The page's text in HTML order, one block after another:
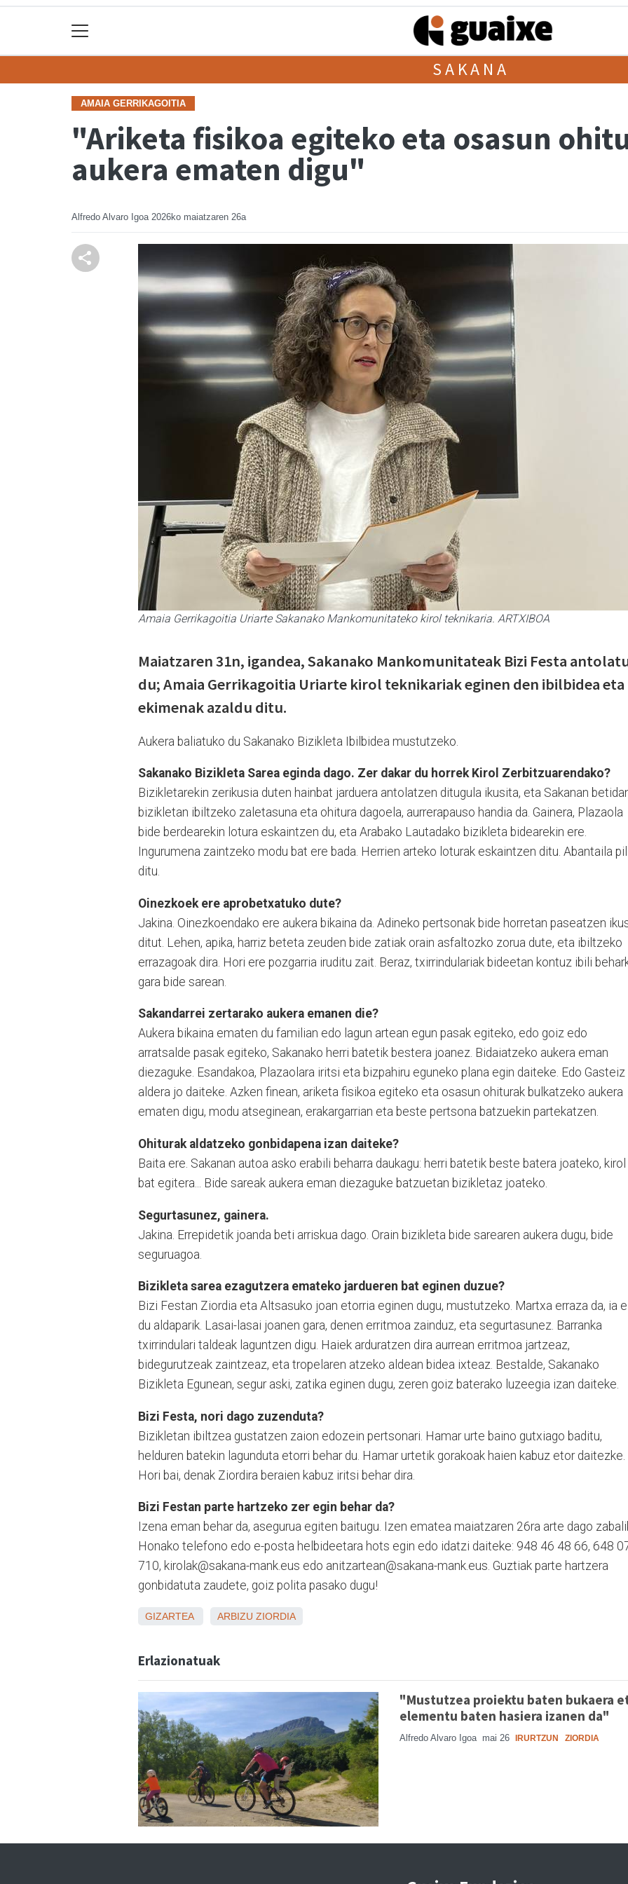
SAKANA
AMAIA GERRIKAGOITIA
"Ariketa fisikoa egiteko eta osasun
aukera ematen digu"
Alfredo Alvaro Igoa 2026ko maiatzaren 26a
Amaia Gerrikagoitia Uriarte Sakanako Mankomunitateko kirol teknikaria. ARTXIBOA
Maiatzaren 31n, igandea, Sakanako Mankomunitateak Bizi Festa
du; Amaia Gerrikagoitia Uriarte kirol teknikariak eginen den ibilbidea eta
ekimenak azaldu ditu.
Aukera baliatuko du Sakanako Bizikleta Ibilbidea mustutzeko.
Sakanako Bizikleta Sarea eginda dago. Zer dakar du horrek Kirol Zerbitzuarendako?
Bizikletarekin zerikusia duten hainbat jarduera antolatzen ditugula ikusita, eta Sakanan
bizikletan ibiltzeko zaletasuna eta ohitura dagoela, aurrerapauso handia da. Gainera, Plazaola
bide berdearekin lotura eskaintzen du, eta Arabako Lautadako bizikleta bidearekin ere.
Ingurumena zaintzeko modu bat ere bada. Herrien arteko loturak eskaintzen ditu. Abantaila
ditu.
Oinezkoek ere aprobetxatuko dute?
Jakina. Oinezkoendako ere aukera bikaina da. Adineko pertsonak bide horretan paseatzen
ditut. Lehen, apika, harriz beteta zeuden bide zatiak orain asfaltozko zorua dute, eta ibiltzeko
errazagoak dira. Hori ere pozgarria iruditu zait. Beraz, txirrindulariak bideetan kontuz ibili
gara bide sarean.
Sakandarrei zertarako aukera emanen die?
Aukera bikaina ematen du familian edo lagun artean egun pasak egiteko, edo goiz edo
arratsalde pasak egiteko, Sakanako herri batetik bestera joanez. Bidaiatzeko aukera eman
diezaguke. Esandakoa, Plazaolara iritsi eta bizpahiru eguneko plana egin daiteke. Edo Gasteiz
aldera jo daiteke. Azken finean, ariketa fisikoa egiteko eta osasun ohiturak bulkatzeko aukera
ematen digu, modu atseginean, erakargarrian eta beste pertsona batzuekin partekatzen.
Ohiturak aldatzeko gonbidapena izan daiteke?
Baita ere. Sakanan autoa asko erabili beharra daukagu: herri batetik beste batera joateko, kirol
bat egitera... Bide sareak aukera eman diezaguke batzuetan bizikletaz joateko.
Segurtasunez, gainera.
Jakina. Errepidetik joanda beti arriskua dago. Orain bizikleta bide sarearen aukera dugu, bide
seguruagoa.
Bizikleta sarea ezagutzera emateko jardueren bat eginen duzue?
Bizi Festan Ziordia eta Altsasuko joan etorria eginen dugu, mustutzeko. Martxa erraza da, ia
du aldaparik. Lasai-lasai joanen gara, denen erritmoa zainduz, eta segurtasunez. Barranka
txirrindulari taldeak laguntzen digu. Haiek arduratzen dira aurrean erritmoa jartzeaz,
bidegurutzeak zaintzeaz, eta tropelaren atzeko aldean bidea ixteaz. Bestalde, Sakanako
Bizikleta Egunean, segur aski, zatika eginen dugu, zeren goiz baterako luzeegia izan daiteke.
Bizi Festa, nori dago zuzenduta?
Bizikletan ibiltzea gustatzen zaion edozein pertsonari. Hamar urte baino gutxiago baditu,
helduren batekin lagunduta etorri behar du. Hamar urtetik gorakoak haien kabuz etor daitezke.
Hori bai, denak Ziordira beraien kabuz iritsi behar dira.
Bizi Festan parte hartzeko zer egin behar da?
Izena eman behar da, asegurua egiten baitugu. Izen ematea maiatzaren 26ra arte dago
Honako telefono edo e-posta helbideetara hots egin edo idatzi daiteke: 948 46 48 66, 648
710, kirolak@sakana-mank.eus edo anitzartean@sakana-mank.eus. Guztiak parte hartzera
gonbidatuta zaudete, goiz polita pasako dugu!
GIZARTEA ARBIZU ZIORDIA
Erlazionatuak
"Mustutzea proiektu baten bukaera
elementu baten hasiera izanen da"
Alfredo Alvaro Igoa mai 26 IRURTZUN ZIORDIA